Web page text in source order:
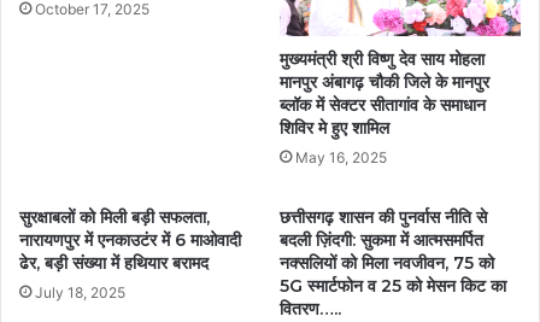
October 17, 2025
मुख्यमंत्री श्री विष्णु देव साय मोहला
मानपुर अंबागढ़ चौकी जिले के मानपुर
ब्लॉक में सेक्टर सीतागांव के समाधान
शिविर मे हुए शामिल
May 16, 2025
सुरक्षाबलों को मिली बड़ी सफलता,
नारायणपुर में एनकाउटंर में 6 माओवादी
ढेर, बड़ी संख्या में हथियार बरामद
July 18, 2025
छत्तीसगढ़ शासन की पुनर्वास नीति से
बदली ज़िंदगी: सुकमा में आत्मसमर्पित
नक्सलियों को मिला नवजीवन, 75 को
5G स्मार्टफोन व 25 को मेसन किट का
वितरण…..